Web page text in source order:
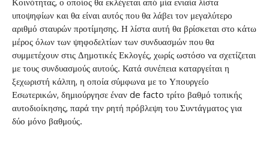
υποψηφίων και θα είναι αυτός που θα λάβει τον μεγαλύτερο
αριθμό σταυρών προτίμησης. Η λίστα αυτή θα βρίσκεται στο κάτω
μέρος όλων των ψηφοδελτίων των συνδυασμών που θα
συμμετέχουν στις Δημοτικές Εκλογές, χωρίς ωστόσο να σχετίζεται
με τους συνδυασμούς αυτούς. Κατά συνέπεια καταργείται η
ξεχωριστή κάλπη, η οποία σύμφωνα με το Υπουργείο
Εσωτερικών, δημιούργησε έναν de facto τρίτο βαθμό τοπικής
αυτοδιοίκησης, παρά την ρητή πρόβλεψη του Συντάγματος για
δύο μόνο βαθμούς.